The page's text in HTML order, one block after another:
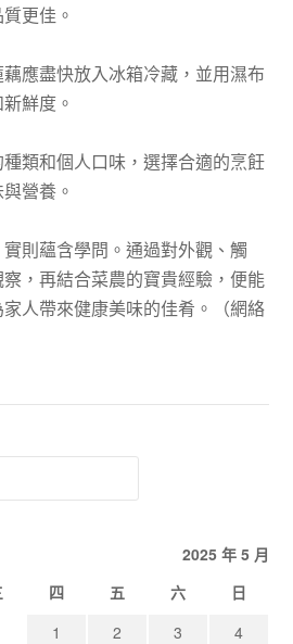
更佳。
應盡快放入冰箱冷藏，並用濕布
鮮度。
類和個人口味，選擇合適的烹飪
營養。
則蘊含學問。通過對外觀、觸
，再結合菜農的寶貴經驗，便能
人帶來健康美味的佳肴。（網絡
2025 年 5 月
四 五 六
日
1
2 3
4